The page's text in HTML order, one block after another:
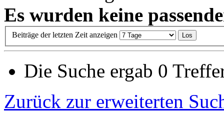
Es wurden keine
Beiträge der letzten Zeit anzeigen
Die Suche ergab 0
Zurück zur erweiterten